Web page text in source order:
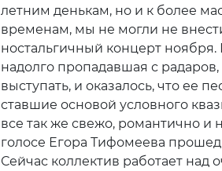
летним денькам, но и к более
временам, мы не могли не
ностальгичный концерт
надолго пропадавшая с
выступать, и оказалось, что ее
ставшие основой условного
все так же свежо, романтично и
голосе Егора Тифомеева
Сейчас коллектив работает